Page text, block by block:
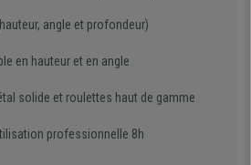
angle et profondeur)
en hauteur et en angle
solide et roulettes haut de gamme
professionnelle 8h